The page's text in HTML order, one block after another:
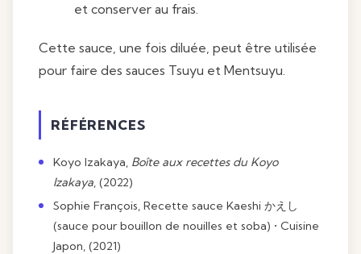
et conserver au frais.
Cette sauce, une fois diluée, peut être utilisée
pour faire des sauces Tsuyu et Mentsuyu.
RÉFÉRENCES
Koyo Izakaya, Boîte aux recettes du Koyo
Izakaya, (2022)
Sophie François, Recette sauce Kaeshi かえし
(sauce pour bouillon de nouilles et soba) • Cuisine
Japon, (2021)